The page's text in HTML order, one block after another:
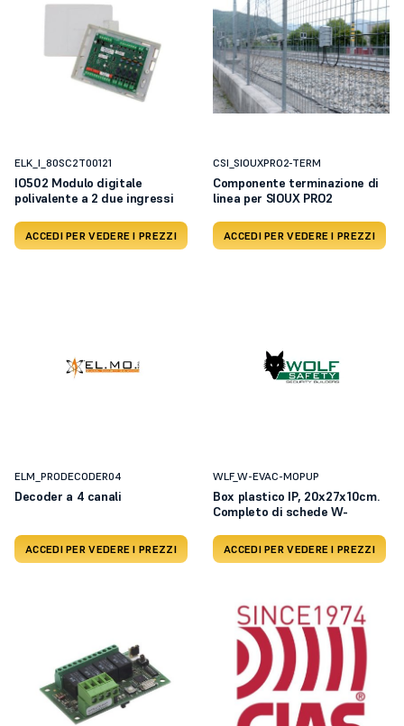
ELK_I_80SC2T00121
IO502 Modulo digitale
polivalente a 2 due ingressi
ACCEDI PER VEDERE I PREZZI
CSI_SIOUXPRO2-TERM
Componente terminazione di
linea per SIOUX PRO2
ACCEDI PER VEDERE I PREZZI
ELM_PRODECODER04
Decoder a 4 canali
ACCEDI PER VEDERE I PREZZI
WLF_W-EVAC-MOPUP
Box plastico IP, 20x27x10cm.
Completo di schede W-
ACCEDI PER VEDERE I PREZZI